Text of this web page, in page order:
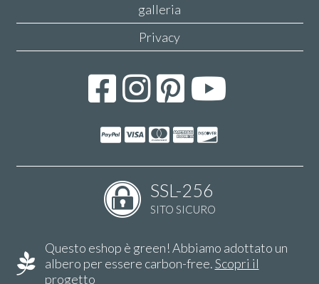
galleria
Privacy
SSL-256
SITO SICURO
Questo eshop è green! Abbiamo adottato un
albero per essere carbon-free.Scopri il
progetto